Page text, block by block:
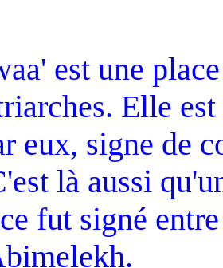
est une
Elle
eux, signe de
là aussi
fut signé